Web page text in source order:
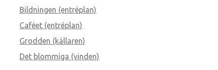
Bildningen (entréplan)
Caféet (entréplan)
Grodden (källaren)
Det blommiga (vinden)